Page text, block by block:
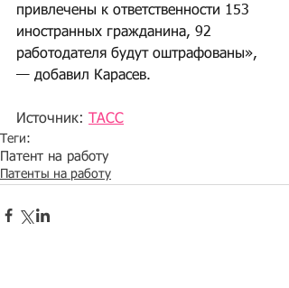
привлечены к ответственности 153
иностранных гражданина, 92
работодателя будут оштрафованы»,
— добавил Карасев.
Источник: ТАСС
Теги:
Патент на работу
Патенты на работу